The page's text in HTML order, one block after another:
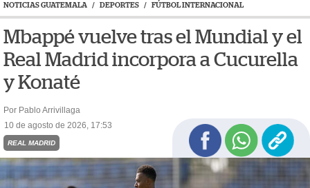
NOTICIAS GUATEMALA / DEPORTES / FÚTBOL INTERNACIONAL
Mbappé vuelve tras el Mundial y el
Real Madrid incorpora a Cucurella
y Konaté
Por Pablo Arrivillaga
10 de agosto de 2026, 17:53
REAL MADRID